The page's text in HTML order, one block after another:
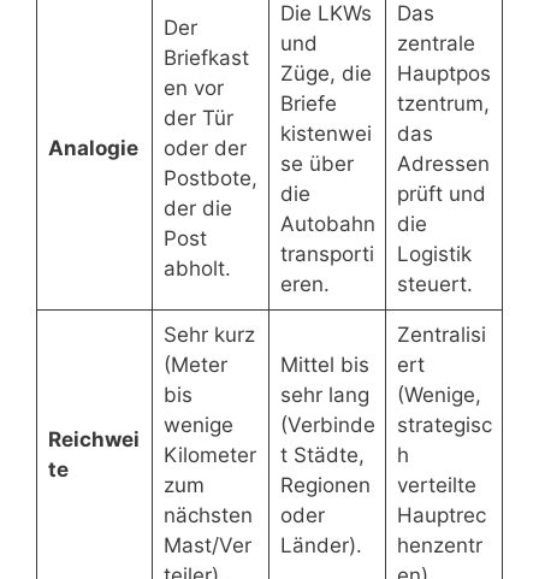
Analogie
Der
Briefkast
en vor
der Tür
oder der
Postbote,
der die
Post
abholt.
Die LKWs
und
Züge, die
Briefe
kistenwei
se über
die
Autobahn
transporti
eren.
Das
zentrale
Hauptpos
tzentrum,
das
Adressen
prüft und
die
Logistik
steuert.
Reichwei
te
Sehr kurz
(Meter
bis
wenige
Kilometer
zum
nächsten
Mast/Ver
Mittel bis
sehr lang
(Verbinde
t Städte,
Regionen
oder
Länder).
Zentralisi
ert
(Wenige,
strategisc
h
verteilte
Hauptrec
henzentr